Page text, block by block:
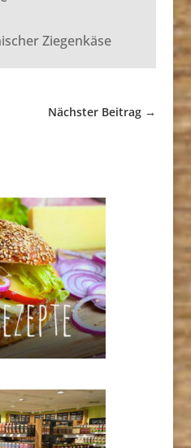
Ziegenkäse
Nächster Beitrag →